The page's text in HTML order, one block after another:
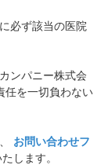
必ず該当の医院
ンパニー株式会
任を一切負わない
お問い合わせフ
します。